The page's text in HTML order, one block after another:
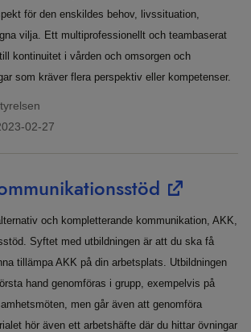
för den enskildes behov, livssituation,
vilja. Ett multiprofessionellt och teambaserat
kontinuitet i vården och omsorgen och
som kräver flera perspektiv eller kompetenser.
02-27
och kompletterande kommunikation, AKK,
Syftet med utbildningen är att du ska få
tillämpa AKK på din arbetsplats. Utbildningen
hand genomföras i grupp, exempelvis på
men går även att genomföra
hör även ett arbetshäfte där du hittar övningar